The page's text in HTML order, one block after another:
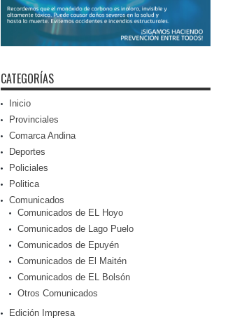
CATEGORÍAS
Inicio
Provinciales
Comarca Andina
Deportes
Policiales
Politica
Comunicados
Comunicados de EL Hoyo
Comunicados de Lago Puelo
Comunicados de Epuyén
Comunicados de El Maitén
Comunicados de EL Bolsón
Otros Comunicados
Edición Impresa